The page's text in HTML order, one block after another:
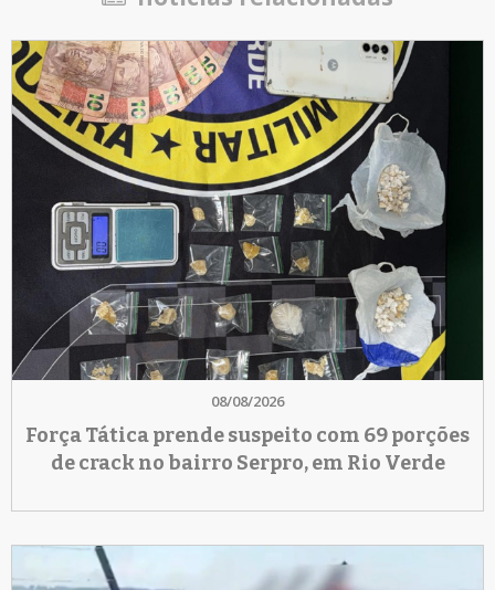
08/08/2026
Força Tática prende suspeito com 69 porções
de crack no bairro Serpro, em Rio Verde